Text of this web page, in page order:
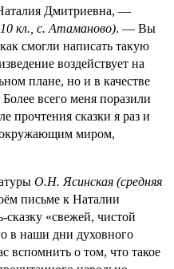
Дмитриевна, —
кл., с. Атаманово). — Вы
смогли написать такую
воздействует на
плане, но и в качестве
всего меня поразили
прочтения сказки я раз и
окружающим миром,
О.Н. Ясинская (средняя
письме к Наталии
сказку «свежей, чистой
в наши дни духовного
вспомнить о том, что такое